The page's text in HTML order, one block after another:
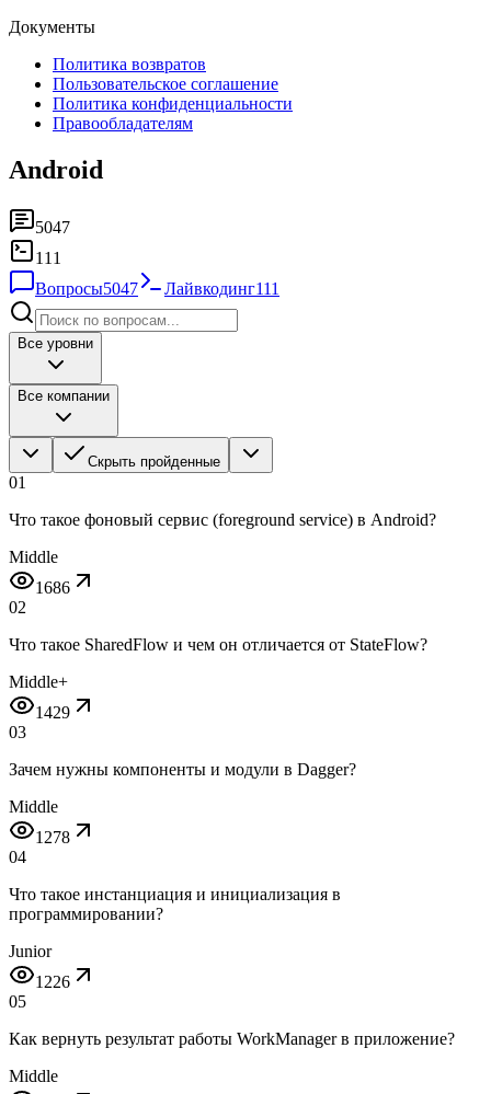
Документы
Политика возвратов
Пользовательское соглашение
Политика конфиденциальности
Правообладателям
Android
5047
111
Вопросы5047 Лайвкодинг111
Все уровни
Все компании
Скрыть пройденные
01
Что такое фоновый сервис (foreground service) в Android?
Middle
1686
02
Что такое SharedFlow и чем он отличается от StateFlow?
Middle+
1429
03
Зачем нужны компоненты и модули в Dagger?
Middle
1278
04
Что такое инстанциация и инициализация в
программировании?
Junior
1226
05
Как вернуть результат работы WorkManager в приложение?
Middle